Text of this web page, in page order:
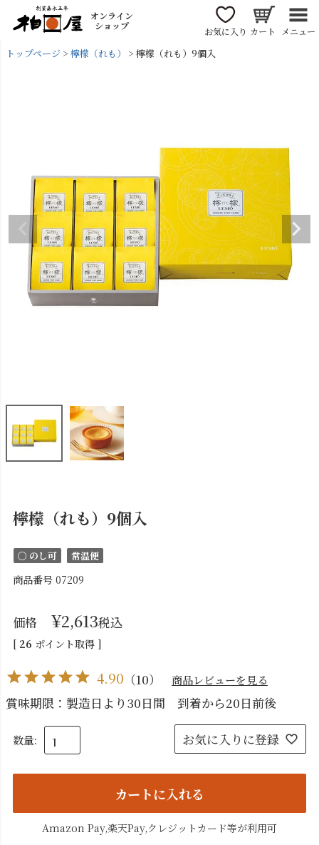
オンライン
ショップ
お気に入り カート メニュー
トップページ 檸檬（れも） 檸檬（れも）9個入
檸檬（れも）9個入
〇 のし可 常温便
商品番号 07209
価格 ¥2,613税込
[ 26 ポイント取得 ]
4.90 （10） 商品レビューを見る
賞味期限：製造日より30日間 到着から20日前後
お気に入りに登録
カートに入れる
Amazon Pay,楽天Pay,クレジットカード等が利用可